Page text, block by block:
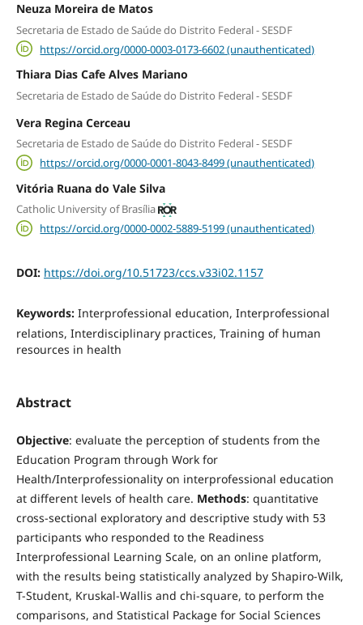
Neuza Moreira de Matos
Secretaria de Estado de Saúde do Distrito Federal - SESDF
https://orcid.org/0000-0003-0173-6602 (unauthenticated)
Thiara Dias Cafe Alves Mariano
Secretaria de Estado de Saúde do Distrito Federal - SESDF
Vera Regina Cerceau
Secretaria de Estado de Saúde do Distrito Federal - SESDF
https://orcid.org/0000-0001-8043-8499 (unauthenticated)
Vitória Ruana do Vale Silva
Catholic University of Brasília
https://orcid.org/0000-0002-5889-5199 (unauthenticated)
DOI: https://doi.org/10.51723/ccs.v33i02.1157
Keywords: Interprofessional education, Interprofessional
relations, Interdisciplinary practices, Training of human
resources in health
Abstract
Objective: evaluate the perception of students from the
Education Program through Work for
Health/Interprofessionality on interprofessional education
at different levels of health care. Methods: quantitative
cross-sectional exploratory and descriptive study with 53
participants who responded to the Readiness
Interprofessional Learning Scale, on an online platform,
with the results being statistically analyzed by Shapiro-Wilk,
T-Student, Kruskal-Wallis and chi-square, to perform the
comparisons, and Statistical Package for Social Sciences